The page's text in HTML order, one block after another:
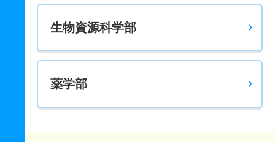
生物資源科学部
薬学部